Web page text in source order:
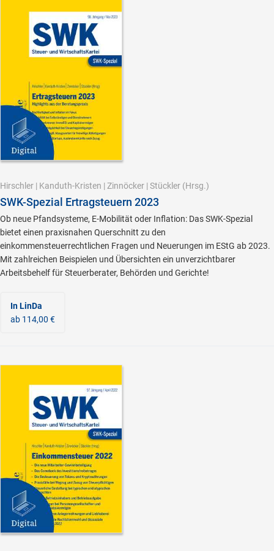
Hirschler | Kanduth-Kristen | Zinnöcker | Stückler (Hrsg.)
SWK-Spezial Ertragsteuern 2023
Ob neue Pfandsysteme, E-Mobilität oder Inflation: Das SWK-Spezial
bietet einen praxisnahen Querschnitt zu den
einkommensteuerrechtlichen Fragen und Neuerungen im EStG ab 2023.
Mit zahlreichen Beispielen und Übersichten ein unverzichtbarer
Arbeitsbehelf für Steuerberater, Behörden und Gerichte!
In LinDa
ab 114,00 €